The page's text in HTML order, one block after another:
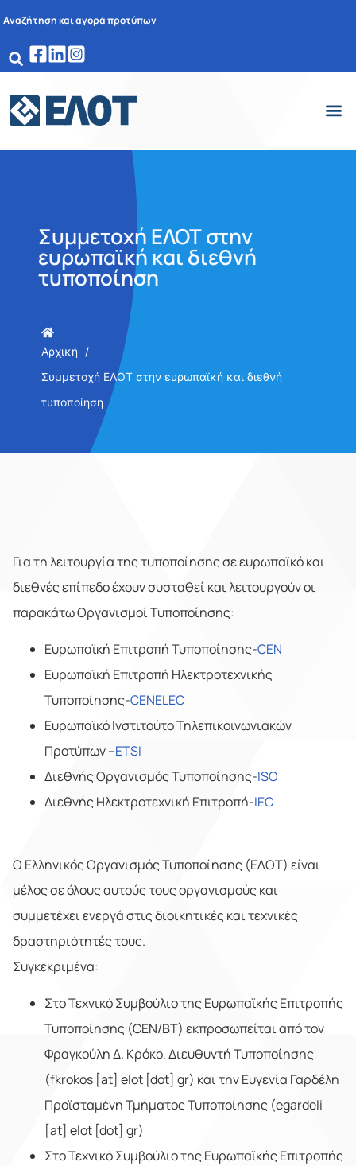
Αναζήτηση και αγορά προτύπων
Συμμετοχή ΕΛΟΤ στην
ευρωπαϊκή και διεθνή
τυποποίηση
Αρχική
Συμμετοχή ΕΛΟΤ στην ευρωπαϊκή και διεθνή
τυποποίηση
Για τη λειτουργία της τυποποίησης σε ευρωπαϊκό και
διεθνές επίπεδο έχουν συσταθεί και λειτουργούν οι
παρακάτω Οργανισμοί Τυποποίησης:
Ευρωπαϊκή Επιτροπή Τυποποίησης-CEN
Ευρωπαϊκή Επιτροπή Ηλεκτροτεχνικής
Τυποποίησης-CENELEC
Ευρωπαϊκό Ινστιτούτο Τηλεπικοινωνιακών
Προτύπων –ETSI
Διεθνής Οργανισμός Τυποποίησης-ISO
Διεθνής Ηλεκτροτεχνική Επιτροπή-IEC
Ο Ελληνικός Οργανισμός Τυποποίησης (ΕΛΟΤ) είναι
μέλος σε όλους αυτούς τους οργανισμούς και
συμμετέχει ενεργά στις διοικητικές και τεχνικές
δραστηριότητές τους.
Συγκεκριμένα:
Στο Τεχνικό Συμβούλιο της Ευρωπαϊκής Επιτροπής
Τυποποίησης (CEN/BT) εκπροσωπείται από τον
Φραγκούλη Δ. Κρόκο, Διευθυντή Τυποποίησης
(fkrokos [at] elot [dot] gr) και την Ευγενία Γαρδέλη
Προϊσταμένη Τμήματος Τυποποίησης (egardeli
[at] elot [dot] gr)
Στο Τεχνικό Συμβούλιο της Ευρωπαϊκής Επιτροπής